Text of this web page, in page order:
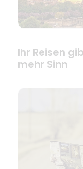
Ihr Reisen
mehr Sinn